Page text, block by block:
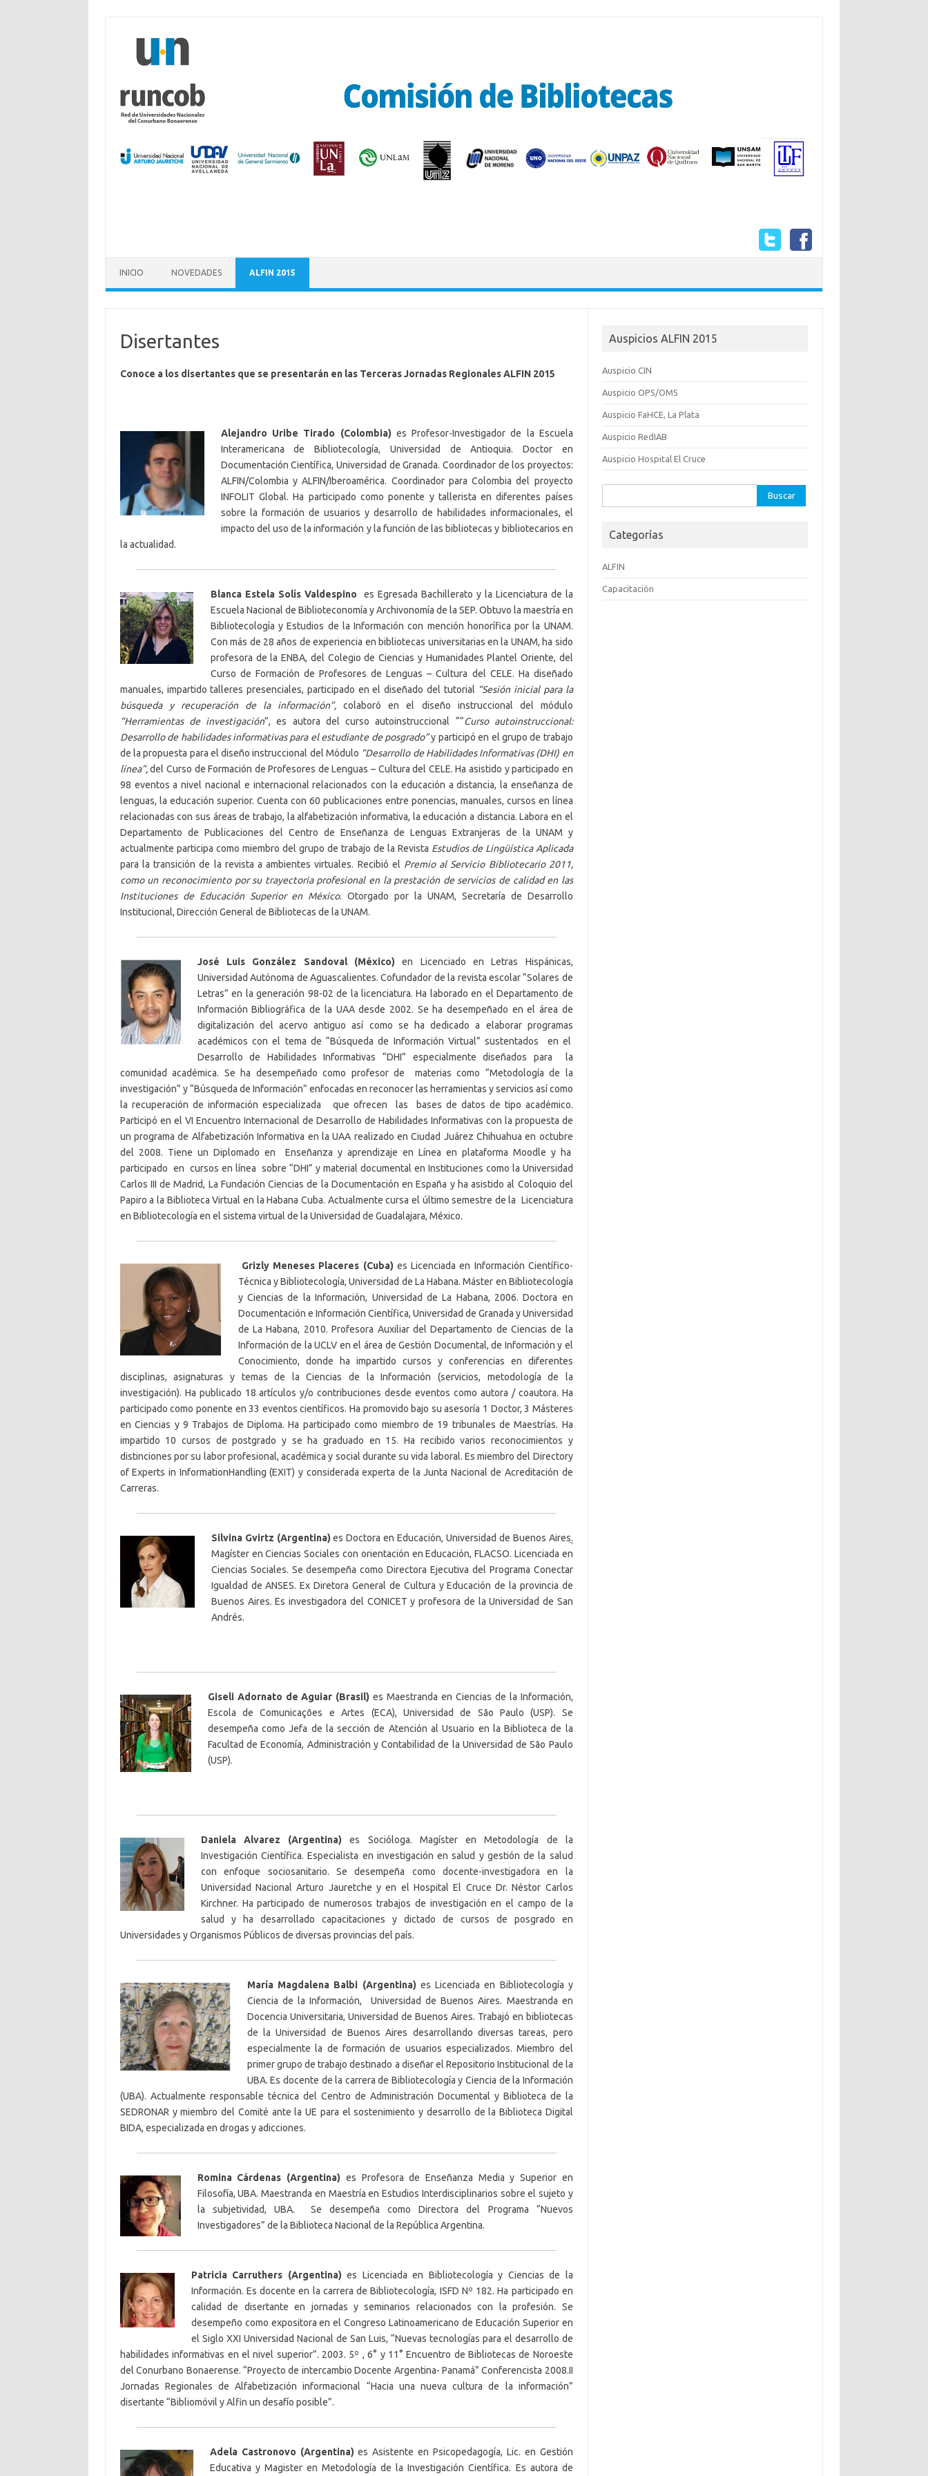
INICIO NOVEDADES ALFIN 2015
Disertantes
Conoce a los disertantes que se presentarán en las Terceras Jornadas Regionales ALFIN 2015
Alejandro Uribe Tirado (Colombia) es Profesor-Investigador de la Escuela
Interamericana de Bibliotecología, Universidad de Antioquia. Doctor en
Documentación Científica, Universidad de Granada. Coordinador de los proyectos:
ALFIN/Colombia y ALFIN/Iberoamérica. Coordinador para Colombia del proyecto
INFOLIT Global. Ha participado como ponente y tallerista en diferentes países
sobre la formación de usuarios y desarrollo de habilidades informacionales, el
impacto del uso de la información y la función de las bibliotecas y bibliotecarios en
la actualidad.
Blanca Estela Solís Valdespino es Egresada Bachillerato y la Licenciatura de la
Escuela Nacional de Biblioteconomía y Archivonomía de la SEP. Obtuvo la maestría en
Bibliotecología y Estudios de la Información con mención honorífica por la UNAM.
Con más de 28 años de experiencia en bibliotecas universitarias en la UNAM, ha sido
profesora de la ENBA, del Colegio de Ciencias y Humanidades Plantel Oriente, del
Curso de Formación de Profesores de Lenguas – Cultura del CELE. Ha diseñado
manuales, impartido talleres presenciales, participado en el diseñado del tutorial “Sesión inicial para la
búsqueda y recuperación de la información”, colaboró en el diseño instruccional del módulo
“Herramientas de investigación”, es autora del curso autoinstruccional ““Curso autoinstruccional:
Desarrollo de habilidades informativas para el estudiante de posgrado”y participó en el grupo de trabajo
de la propuesta para el diseño instruccional del Módulo “Desarrollo de Habilidades Informativas (DHI) en
línea”,del Curso de Formación de Profesores de Lenguas – Cultura del CELE. Ha asistido y participado en
98 eventos a nivel nacional e internacional relacionados con la educación a distancia, la enseñanza de
lenguas, la educación superior. Cuenta con 60 publicaciones entre ponencias, manuales, cursos en línea
relacionadas con sus áreas de trabajo, la alfabetización informativa, la educación a distancia. Labora en el
Departamento de Publicaciones del Centro de Enseñanza de Lenguas Extranjeras de la UNAM y
actualmente participa como miembro del grupo de trabajo de la Revista Estudios de Lingüística Aplicada
para la transición de la revista a ambientes virtuales. Recibió el Premio al Servicio Bibliotecario 2011,
como un reconocimiento por su trayectoria profesional en la prestación de servicios de calidad en las
Instituciones de Educación Superior en México. Otorgado por la UNAM, Secretaría de Desarrollo
Institucional, Dirección General de Bibliotecas de la UNAM.
José Luis González Sandoval (México) en Licenciado en Letras Hispánicas,
Universidad Autónoma de Aguascalientes. Cofundador de la revista escolar “Solares de
Letras” en la generación 98-02 de la licenciatura. Ha laborado en el Departamento de
Información Bibliográfica de la UAA desde 2002. Se ha desempeñado en el área de
digitalización del acervo antiguo así como se ha dedicado a elaborar programas
académicos con el tema de “Búsqueda de Información Virtual” sustentados en el
Desarrollo de Habilidades Informativas “DHI” especialmente diseñados para la
comunidad académica. Se ha desempeñado como profesor de materias como “Metodología de la
investigación” y “Búsqueda de Información” enfocadas en reconocer las herramientas y servicios así como
la recuperación de información especializada que ofrecen las bases de datos de tipo académico.
Participó en el VI Encuentro Internacional de Desarrollo de Habilidades Informativas con la propuesta de
un programa de Alfabetización Informativa en la UAA realizado en Ciudad Juárez Chihuahua en octubre
del 2008. Tiene un Diplomado en Enseñanza y aprendizaje en Línea en plataforma Moodle y ha
participado en cursos en línea sobre “DHI” y material documental en Instituciones como la Universidad
Carlos III de Madrid, La Fundación Ciencias de la Documentación en España y ha asistido al Coloquio del
Papiro a la Biblioteca Virtual en la Habana Cuba. Actualmente cursa el último semestre de la Licenciatura
en Bibliotecología en el sistema virtual de la Universidad de Guadalajara, México.
Grizly Meneses Placeres (Cuba) es Licenciada en Información Científico-
Técnica y Bibliotecología, Universidad de La Habana. Máster en Bibliotecología
y Ciencias de la Información, Universidad de La Habana, 2006. Doctora en
Documentación e Información Científica, Universidad de Granada y Universidad
de La Habana, 2010. Profesora Auxiliar del Departamento de Ciencias de la
Información de la UCLV en el área de Gestión Documental, de Información y el
Conocimiento, donde ha impartido cursos y conferencias en diferentes
disciplinas, asignaturas y temas de la Ciencias de la Información (servicios, metodología de la
investigación). Ha publicado 18 artículos y/o contribuciones desde eventos como autora / coautora. Ha
participado como ponente en 33 eventos científicos. Ha promovido bajo su asesoría 1 Doctor, 3 Másteres
en Ciencias y 9 Trabajos de Diploma. Ha participado como miembro de 19 tribunales de Maestrías. Ha
impartido 10 cursos de postgrado y se ha graduado en 15. Ha recibido varios reconocimientos y
distinciones por su labor profesional, académica y social durante su vida laboral. Es miembro del Directory
of Experts in InformationHandling (EXIT) y considerada experta de la Junta Nacional de Acreditación de
Carreras.
Silvina Gvirtz (Argentina) es Doctora en Educación, Universidad de Buenos Aires.
Magíster en Ciencias Sociales con orientación en Educación, FLACSO. Licenciada en
Ciencias Sociales. Se desempeña como Directora Ejecutiva del Programa Conectar
Igualdad de ANSES. Ex Diretora General de Cultura y Educación de la provincia de
Buenos Aires. Es investigadora del CONICET y profesora de la Universidad de San
Andrés.
Giseli Adornato de Aguiar (Brasil) es Maestranda en Ciencias de la Información,
Escola de Comunicações e Artes (ECA), Universidad de São Paulo (USP). Se
desempeña como Jefa de la sección de Atención al Usuario en la Biblioteca de la
Facultad de Economía, Administración y Contabilidad de la Universidad de São Paulo
(USP).
Daniela Alvarez (Argentina) es Socióloga. Magíster en Metodología de la
Investigación Científica. Especialista en investigación en salud y gestión de la salud
con enfoque sociosanitario. Se desempeña como docente-investigadora en la
Universidad Nacional Arturo Jauretche y en el Hospital El Cruce Dr. Néstor Carlos
Kirchner. Ha participado de numerosos trabajos de investigación en el campo de la
salud y ha desarrollado capacitaciones y dictado de cursos de posgrado en
Universidades y Organismos Públicos de diversas provincias del país.
María Magdalena Balbi (Argentina) es Licenciada en Bibliotecología y
Ciencia de la Información, Universidad de Buenos Aires. Maestranda en
Docencia Universitaria, Universidad de Buenos Aires. Trabajó en bibliotecas
de la Universidad de Buenos Aires desarrollando diversas tareas, pero
especialmente la de formación de usuarios especializados. Miembro del
primer grupo de trabajo destinado a diseñar el Repositorio Institucional de la
UBA. Es docente de la carrera de Bibliotecología y Ciencia de la Información
(UBA). Actualmente responsable técnica del Centro de Administración Documental y Biblioteca de la
SEDRONAR y miembro del Comité ante la UE para el sostenimiento y desarrollo de la Biblioteca Digital
BIDA, especializada en drogas y adicciones.
Romina Cárdenas (Argentina) es Profesora de Enseñanza Media y Superior en
Filosofía, UBA. Maestranda en Maestría en Estudios Interdisciplinarios sobre el sujeto y
la subjetividad, UBA. Se desempeña como Directora del Programa “Nuevos
Investigadores” de la Biblioteca Nacional de la República Argentina.
Patricia Carruthers (Argentina) es Licenciada en Bibliotecología y Ciencias de la
Información. Es docente en la carrera de Bibliotecología, ISFD Nº 182. Ha participado en
calidad de disertante en jornadas y seminarios relacionados con la profesión. Se
desempeño como expositora en el Congreso Latinoamericano de Educación Superior en
el Siglo XXI Universidad Nacional de San Luis, “Nuevas tecnologías para el desarrollo de
habilidades informativas en el nivel superior”. 2003. 5º , 6° y 11° Encuentro de Bibliotecas de Noroeste
del Conurbano Bonaerense. “Proyecto de intercambio Docente Argentina- Panamá” Conferencista 2008.II
Jornadas Regionales de Alfabetización informacional “Hacia una nueva cultura de la información”
disertante “Bibliomóvil y Alfin un desafío posible”.
Adela Castronovo (Argentina) es Asistente en Psicopedagogía, Lic. en Gestión
Educativa y Magister en Metodología de la Investigación Científica. Es autora de
Auspicios ALFIN 2015
Auspicio CIN
Auspicio OPS/OMS
Auspicio FaHCE, La Plata
Auspicio RedIAB
Auspicio Hospital El Cruce
Categorías
ALFIN
Capacitación